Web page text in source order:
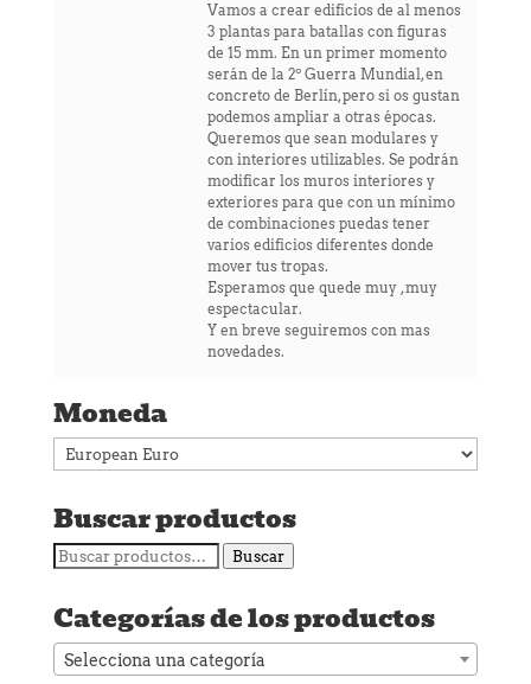
Vamos a crear edificios de al menos
3 plantas para batallas con figuras
de 15 mm. En un primer momento
serán de la 2º Guerra Mundial, en
concreto de Berlín, pero si os gustan
podemos ampliar a otras épocas.
Queremos que sean modulares y
con interiores utilizables. Se podrán
modificar los muros interiores y
exteriores para que con un mínimo
de combinaciones puedas tener
varios edificios diferentes donde
mover tus tropas.
Esperamos que quede muy , muy
espectacular.
Y en breve seguiremos con mas
novedades.
Moneda
Buscar productos
Buscar
Buscar
Categorías de los productos
Selecciona una categoría